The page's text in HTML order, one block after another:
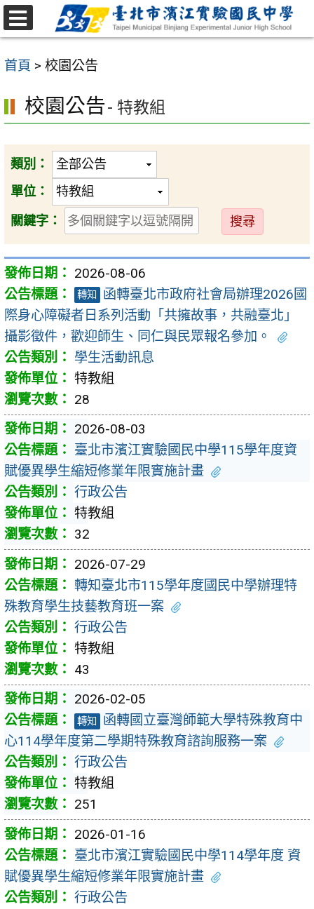
跳
至
要
容
首頁 > 校園公告
校園公告- 特教組
類別：
單位：
關鍵字：
送
出
2026-08-06
轉知
函轉臺北市政府社會局辦理2026國
際身心障礙者日系列活動「共擁故事，共融臺北」
攝影徵件，歡迎師生、同仁與民眾報名參加。
學生活動訊息
特教組
28
2026-08-03
臺北市濱江實驗國民中學115學年度資
賦優異學生縮短修業年限實施計畫
行政公告
特教組
32
2026-07-29
轉知臺北市115學年度國民中學辦理特
殊教育學生技藝教育班一案
行政公告
特教組
43
2026-02-05
轉知
函轉國立臺灣師範大學特殊教育中
心114學年度第二學期特殊教育諮詢服務一案
行政公告
特教組
251
2026-01-16
臺北市濱江實驗國民中學114學年度 資
賦優異學生縮短修業年限實施計畫
行政公告
選
單